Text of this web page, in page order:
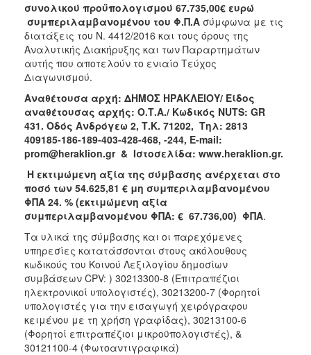
ΔΗΜΟΤΗΣ
ΕΠΙΣΚΕΠΤΗΣ
ΗΡΑΚΛΕΙΟ
συνολικού προϋπολογισμού 67.735,00€ ευρώ
συμπεριλαμβανομένου του Φ.Π.Α σύμφωνα με τις
διατάξεις του Ν. 4412/2016 και τους όρους της
Αναλυτικής Διακήρυξης και των Παραρτημάτων
αυτής που αποτελούν το ενιαίο Τεύχος
Διαγωνισμού.
Αναθέτουσα αρχή: ΔΗΜΟΣ ΗΡΑΚΛΕΙΟΥ/ Είδος
αναθέτουσας αρχής: Ο.Τ.Α./ Κωδικός NUTS: GR
431. Οδός Ανδρόγεω 2, Τ.Κ. 71202, Τηλ: 2813
409185-186-189-403-428-468, -244, E-mail:
prom@heraklion.gr & Ιστοσελίδα: www.heraklion.gr.
Η εκτιμώμενη αξία της σύμβασης ανέρχεται στο
ποσό των 54.625,81 € μη συμπεριλαμβανομένου
ΦΠΑ 24. % (εκτιμώμενη αξία
συμπεριλαμβανομένου ΦΠΑ: € 67.736,00) ΦΠΑ.
Τα υλικά της σύμβασης και οι παρεχόμενες
υπηρεσίες κατατάσσονται στους ακόλουθους
κωδικούς του Κοινού Λεξιλογίου δημοσίων
συμβάσεων CPV: ) 30213300-8 (Επιτραπέζιοι
ηλεκτρονικοί υπολογιστές), 30213200-7 (Φορητοί
υπολογιστές για την εισαγωγή χειρόγραφου
κειμένου με τη χρήση γραφίδας), 30213100-6
(Φορητοί επιτραπέζιοι μικροϋπολογιστές), &
30121100-4 (Φωτοαντιγραφικά)